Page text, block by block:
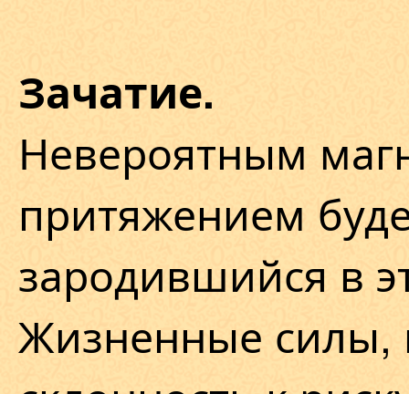
Зачатие.
Невероятным
притяжением
зародившийся в
Жизненные силы,